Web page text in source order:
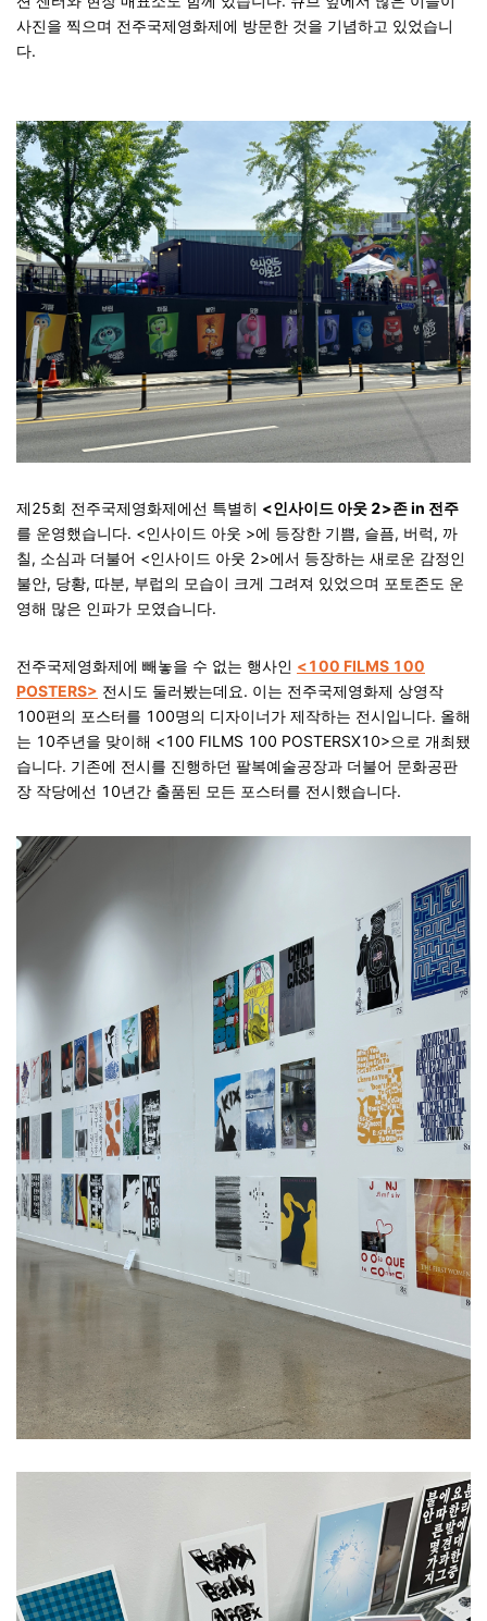
사진을 찍으며 전주국제영화제에 방문한 것을 기념하고 있었습니
다.
제25회 전주국제영화제에선 특별히 <인사이드 아웃 2>존 in 전주
를 운영했습니다. <인사이드 아웃 >에 등장한 기쁨, 슬픔, 버럭, 까
칠, 소심과 더불어 <인사이드 아웃 2>에서 등장하는 새로운 감정인
불안, 당황, 따분, 부럽의 모습이 크게 그려져 있었으며 포토존도 운
영해 많은 인파가 모였습니다.
전주국제영화제에 빼놓을 수 없는 행사인 <100 FILMS 100
POSTERS> 전시도 둘러봤는데요. 이는 전주국제영화제 상영작
100편의 포스터를 100명의 디자이너가 제작하는 전시입니다. 올해
는 10주년을 맞이해 <100 FILMS 100 POSTERSX10>으로 개최됐
습니다. 기존에 전시를 진행하던 팔복예술공장과 더불어 문화공판
장 작당에선 10년간 출품된 모든 포스터를 전시했습니다.